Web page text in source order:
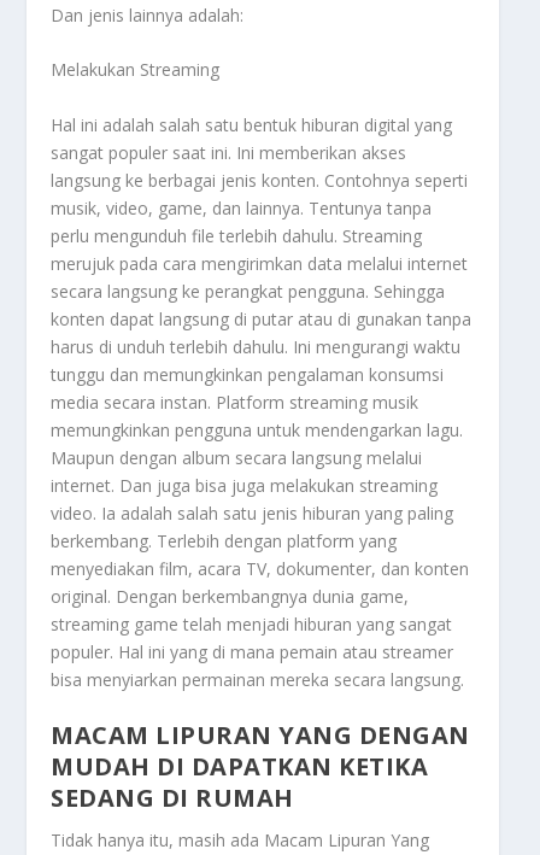
Dan jenis lainnya adalah:
Melakukan Streaming
Hal ini adalah salah satu bentuk hiburan digital yang
sangat populer saat ini. Ini memberikan akses
langsung ke berbagai jenis konten. Contohnya seperti
musik, video, game, dan lainnya. Tentunya tanpa
perlu mengunduh file terlebih dahulu. Streaming
merujuk pada cara mengirimkan data melalui internet
secara langsung ke perangkat pengguna. Sehingga
konten dapat langsung di putar atau di gunakan tanpa
harus di unduh terlebih dahulu. Ini mengurangi waktu
tunggu dan memungkinkan pengalaman konsumsi
media secara instan. Platform streaming musik
memungkinkan pengguna untuk mendengarkan lagu.
Maupun dengan album secara langsung melalui
internet. Dan juga bisa juga melakukan streaming
video. Ia adalah salah satu jenis hiburan yang paling
berkembang. Terlebih dengan platform yang
menyediakan film, acara TV, dokumenter, dan konten
original. Dengan berkembangnya dunia game,
streaming game telah menjadi hiburan yang sangat
populer. Hal ini yang di mana pemain atau streamer
bisa menyiarkan permainan mereka secara langsung.
MACAM LIPURAN YANG DENGAN
MUDAH DI DAPATKAN KETIKA
SEDANG DI RUMAH
Tidak hanya itu, masih ada Macam Lipuran Yang